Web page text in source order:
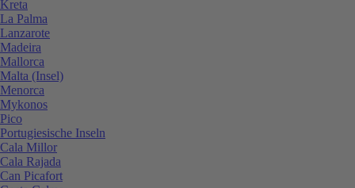
Kreta
La Palma
Lanzarote
Madeira
Mallorca
Malta (Insel)
Menorca
Mykonos
Pico
Portugiesische Inseln
Cala Millor
Cala Rajada
Can Picafort